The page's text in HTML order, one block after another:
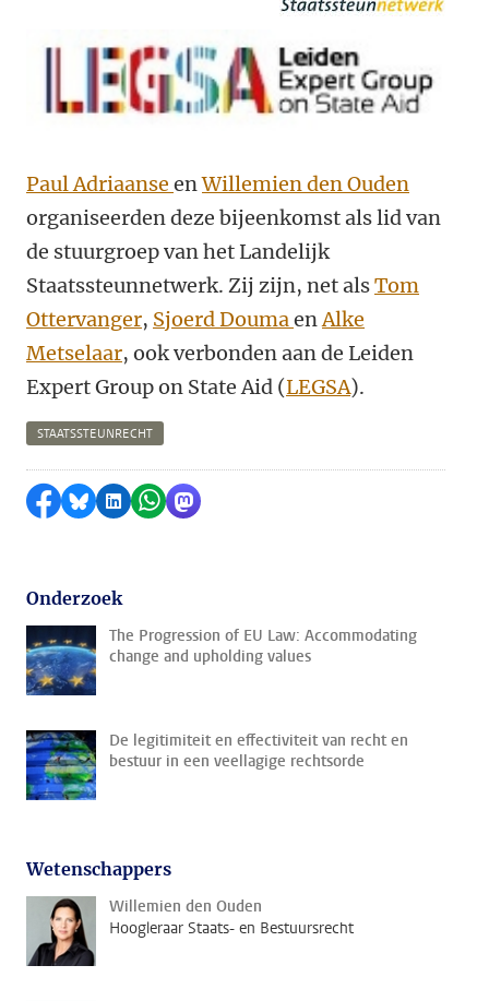
Paul Adriaanse enWillemien den Ouden
organiseerden deze bijeenkomst als lid van
de stuurgroep van het Landelijk
Staatssteunnetwerk. Zij zijn, net alsTom
Ottervanger, Sjoerd DoumaenAlke
Metselaar, ook verbonden aan de Leiden
Expert Group on State Aid (LEGSA).
STAATSSTEUNRECHT
Delen op Facebook
Delen via Bluesky
Delen op LinkedIn
Delen via WhatsApp
Delen via Mastodon
Onderzoek
The Progression of EU Law: Accommodating
change and upholding values
De legitimiteit en effectiviteit van recht en
bestuur in een veellagige rechtsorde
Wetenschappers
Willemien den Ouden
Hoogleraar Staats- en Bestuursrecht